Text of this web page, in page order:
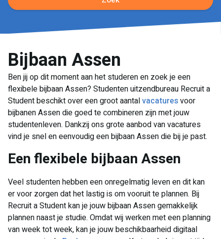
Bijbaan Assen
Ben jij op dit moment aan het studeren en zoek je een
flexibele bijbaan Assen? Studenten uitzendbureau Recruit a
Student beschikt over een groot aantalvacaturesvoor
bijbanen Assen die goed te combineren zijn met jouw
studentenleven. Dankzij ons grote aanbod van vacatures
vind je snel en eenvoudig een bijbaan Assen die bij je past.
​Een flexibele bijbaan Assen
Veel studenten hebben een onregelmatig leven en dit kan
er voor zorgen dat het lastig is om vooruit te plannen. Bij
Recruit a Student kan je jouw bijbaan Assen gemakkelijk
plannen naast je studie. Omdat wij werken met een planning
van week tot week, kan je jouw beschikbaarheid digitaal